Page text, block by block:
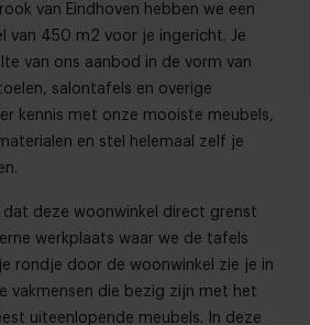
van Eindhoven hebben we een
van 450 m2 voor je ingericht. Je
van ons aanbod in de vorm van
salontafels en overige
kennis met onze mooiste meubels,
en stel helemaal zelf je
dat deze woonwinkel direct grenst
werkplaats waar we de tafels
rondje door de woonwinkel zie je in
vakmensen die bezig zijn met het
uiteenlopende meubels. In deze